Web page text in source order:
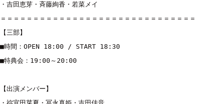
・吉田恵芽・斉藤絢香・若菜メイ
＝＝＝＝＝＝＝＝＝＝＝＝＝＝＝＝＝＝＝＝＝＝＝＝＝＝＝＝＝＝
【三部】
■時間：OPEN 18:00 / START 18:30
■特典会：19:00～20:00
【出演メンバー】